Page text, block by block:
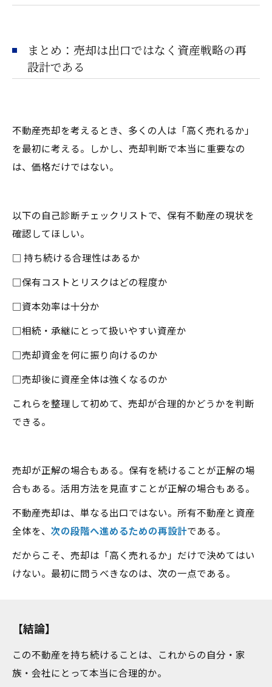
まとめ：売却は出口ではなく資産戦略の再
設計である
不動産売却を考えるとき、多くの人は「高く売れるか」
を最初に考える。しかし、売却判断で本当に重要なの
は、価格だけではない。
以下の自己診断チェックリストで、保有不動産の現状を
確認してほしい。
□ 持ち続ける合理性はあるか
□保有コストとリスクはどの程度か
□資本効率は十分か
□相続・承継にとって扱いやすい資産か
□売却資金を何に振り向けるのか
□売却後に資産全体は強くなるのか
これらを整理して初めて、売却が合理的かどうかを判断
できる。
売却が正解の場合もある。保有を続けることが正解の場
合もある。活用方法を見直すことが正解の場合もある。
不動産売却は、単なる出口ではない。所有不動産と資産
全体を、 次の段階へ進めるための再設計である。
だからこそ、売却は「高く売れるか」だけで決めてはい
けない。最初に問うべきなのは、次の一点である。
【結論】
この不動産を持ち続けることは、これからの自分・家
族・会社にとって本当に合理的か。